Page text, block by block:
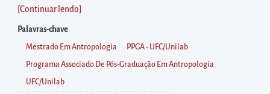
para
realizar
buscas
internas
Acessar
[Continuar lendo
Palavras-chave
Mestrado Em Antropologia PPGA - UFC/Unilab
Programa Associado De Pós-Graduação Em Antropologia
UFC/Unilab